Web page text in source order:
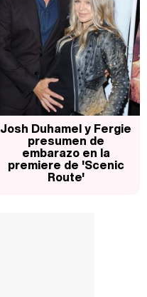
Josh Duhamel y Fergie
presumen de
embarazo en la
premiere de 'Scenic
Route'